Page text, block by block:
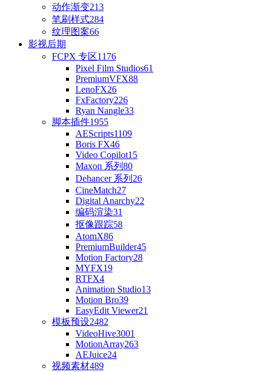
动作渐变213
笔刷样式284
纹理图案66
影视后期
FCPX 专区1176
Pixel Film Studios61
PremiumVFX88
LenoFX26
FxFactory226
Ryan Nangle33
脚本插件1955
AEScripts1109
Boris FX46
Video Copilot15
Maxon 系列 80
Dehancer 系列 26
CineMatch27
Digital Anarchy22
编码渲染31
抠像跟踪58
AtomX86
PremiumBuilder45
Motion Factory28
MYFX19
RTFX4
Animation Studio13
Motion Bro39
EasyEdit Viewer21
模板预设2482
VideoHive3001
MotionArray263
AEJuice24
视频素材489